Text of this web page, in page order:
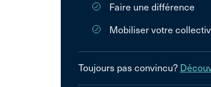
Faire une différence
Mobiliser votre
Toujours pas convincu?